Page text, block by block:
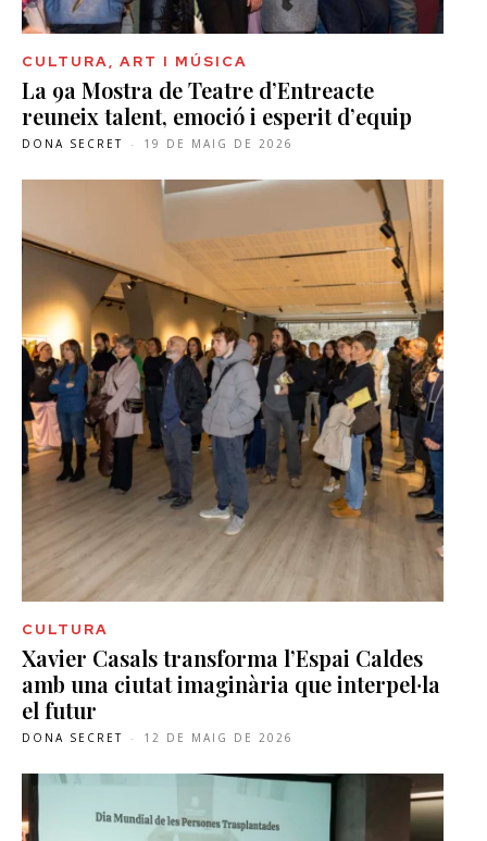
CULTURA, ART I MÚSICA
La 9a Mostra de Teatre d’Entreacte
reuneix talent, emoció i esperit d’equip
DONA SECRET - 19 DE MAIG DE 2026
CULTURA
Xavier Casals transforma l’Espai Caldes
amb una ciutat imaginària que interpel·la
el futur
DONA SECRET - 12 DE MAIG DE 2026